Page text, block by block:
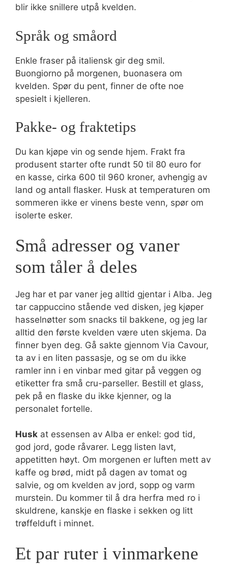
blir ikke snillere utpå kvelden.
Språk og småord
Enkle fraser på italiensk gir deg smil.
Buongiorno på morgenen, buonasera om
kvelden. Spør du pent, finner de ofte noe
spesielt i kjelleren.
Pakke- og fraktetips
Du kan kjøpe vin og sende hjem. Frakt fra
produsent starter ofte rundt 50 til 80 euro for
en kasse, cirka 600 til 960 kroner, avhengig av
land og antall flasker. Husk at temperaturen om
sommeren ikke er vinens beste venn, spør om
isolerte esker.
Små adresser og vaner
som tåler å deles
Jeg har et par vaner jeg alltid gjentar i Alba. Jeg
tar cappuccino stående ved disken, jeg kjøper
hasselnøtter som snacks til bakkene, og jeg lar
alltid den første kvelden være uten skjema. Da
finner byen deg. Gå sakte gjennom Via Cavour,
ta av i en liten passasje, og se om du ikke
ramler inn i en vinbar med gitar på veggen og
etiketter fra små cru-parseller. Bestill et glass,
pek på en flaske du ikke kjenner, og la
personalet fortelle.
Husk at essensen av Alba er enkel: god tid,
god jord, gode råvarer. Legg listen lavt,
appetitten høyt. Om morgenen er luften mett av
kaffe og brød, midt på dagen av tomat og
salvie, og om kvelden av jord, sopp og varm
murstein. Du kommer til å dra herfra med ro i
skuldrene, kanskje en flaske i sekken og litt
trøffelduft i minnet.
Et par ruter i vinmarkene